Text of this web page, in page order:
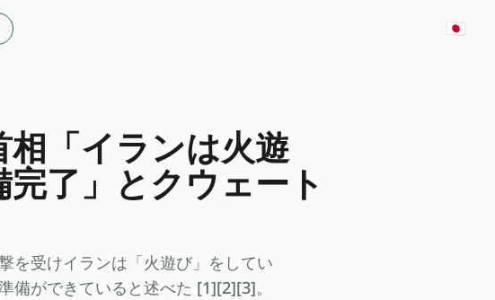
🇯🇵
「イランは火遊
了」とクウェート
を受けイランは「火遊び」をしてい
備ができていると述べた [1][2][3]。